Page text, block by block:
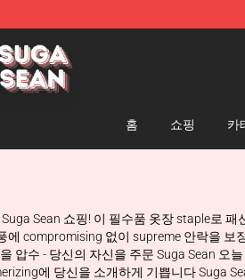
Sean Merchandise Store
홈 쇼핑 카
Sean 쇼핑! 이 필수품 옷장 staple로
에 compromising 없이 supreme 안락을
압수 - 당신의 자신을 주문 Suga Sean
에 당신을 소개하게 기쁩니다 Suga